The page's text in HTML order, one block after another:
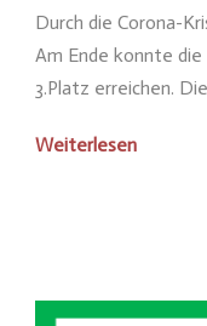
Durch die Corona-
Am Ende konnte
3.Platz erreichen.
Weiterlesen